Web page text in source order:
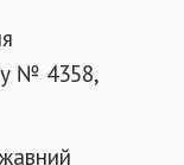
№ 4358,